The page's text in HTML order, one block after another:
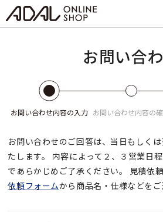
お問い合
お問い合わせ内容の入力 お問い合わせ内容の
お問い合わせのご回答は、当日もしく
たします。
内容によって２、３営業日
であらかじめご了承ください。
見積依
依頼フォームから商品名・仕様などをご